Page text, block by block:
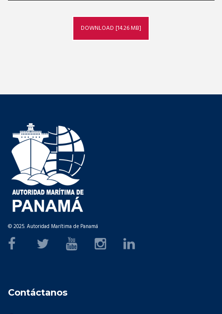
DOWNLOAD [14.26 MB]
© 2025. Autoridad Marítima de Panamá
Contáctanos